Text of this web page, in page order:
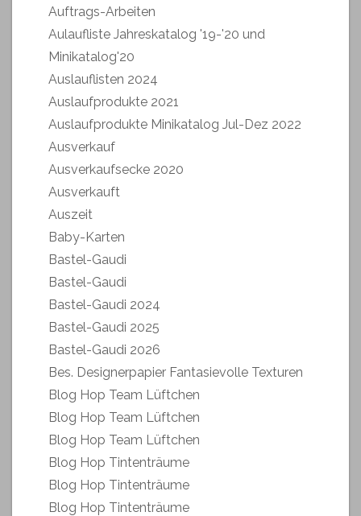
Auftrags-Arbeiten
Aulaufliste Jahreskatalog '19-'20 und
Minikatalog'20
Auslauflisten 2024
Auslaufprodukte 2021
Auslaufprodukte Minikatalog Jul-Dez 2022
Ausverkauf
Ausverkaufsecke 2020
Ausverkauft
Auszeit
Baby-Karten
Bastel-Gaudi
Bastel-Gaudi
Bastel-Gaudi 2024
Bastel-Gaudi 2025
Bastel-Gaudi 2026
Bes. Designerpapier Fantasievolle Texturen
Blog Hop Team Lüftchen
Blog Hop Team Lüftchen
Blog Hop Team Lüftchen
Blog Hop Tintenträume
Blog Hop Tintenträume
Blog Hop Tintenträume